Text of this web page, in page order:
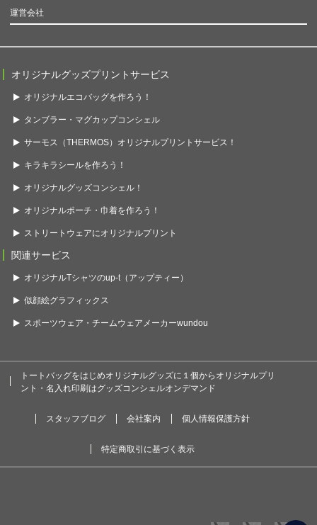
運営会社
オリジナルグッズプリントサービス
オリジナルエコバッグを作ろう！
タンブラー・マグカップコンシェル
サーモス（THERMOS）オリジナルプリントサービス！
キラキラシールを作ろう！
オリジナルグッズコンシェル！
オリジナルポーチ・巾着を作ろう！
ストリートウェアにオリジナルプリント
関連サービス
オリジナルTシャツのup-t（アップティー）
似顔絵グラフィックス
スポーツウェア・チームウェアメーカーwundou
トートバッグをはじめオリジナルグッズに１個からオリジナルプリ
ント・名入れ印刷はグッズコンシェルオンデマンド
スタッフブログ 会社案内 個人情報保護方針
特定商取引に基づく表示